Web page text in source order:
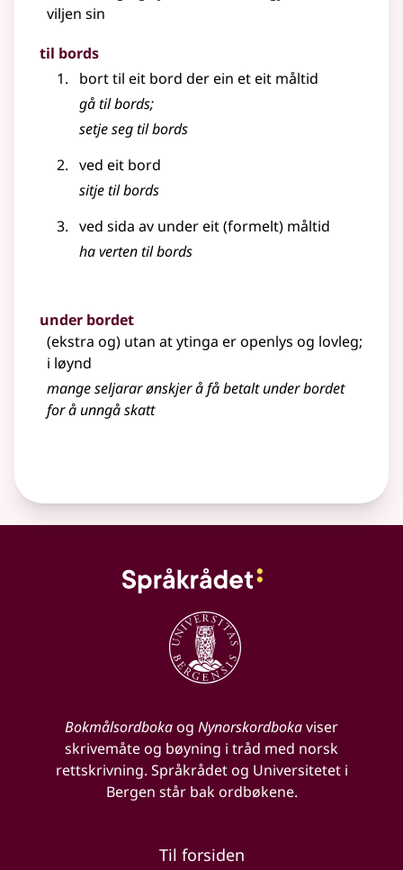
viljen sin
til bords
bort til eit bord der ein et eit måltid
gå til bords;
setje seg til bords
ved eit bord
sitje til bords
ved sida av under eit (formelt) måltid
ha verten til bords
under bordet
(ekstra og) utan at ytinga er openlys og lovleg;
i løynd
mange seljarar ønskjer å få betalt under bordet
for å unngå skatt
Bokmålsordbokaog Nynorskordbokaviser
skrivemåte og bøyning i tråd med norsk
rettskrivning. Språkrådet og Universitetet i
Bergen står bak ordbøkene.
Til forsiden